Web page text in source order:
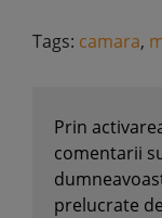
Tags: camara,
Prin
comentarii
prelucrate de